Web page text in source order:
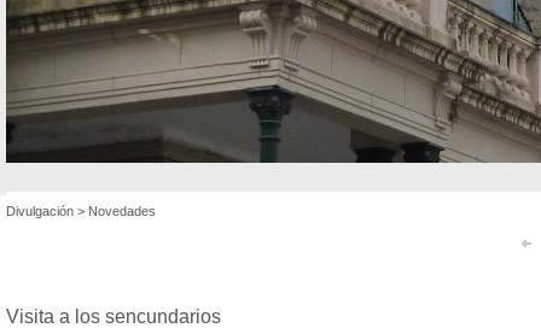
Divulgación > Novedades
Visita a los sencundarios